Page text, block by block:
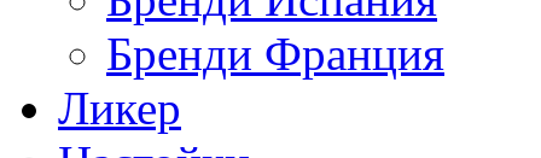
Бренди Франция
Ликер